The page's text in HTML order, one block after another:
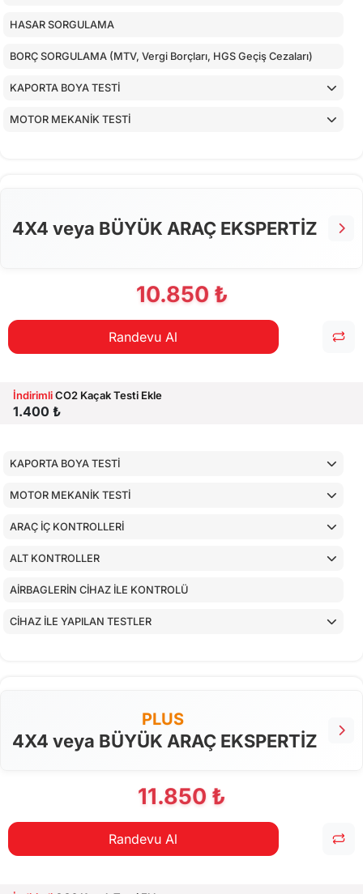
HASAR SORGULAMA
BORÇ SORGULAMA (MTV, Vergi Borçları, HGS Geçiş Cezaları)
KAPORTA BOYA TESTİ
MOTOR MEKANİK TESTİ
4X4 veya BÜYÜK ARAÇ EKSPERTİZ
10.850 ₺
Randevu Al
İndirimliCO2 Kaçak Testi Ekle
1.400 ₺
KAPORTA BOYA TESTİ
MOTOR MEKANİK TESTİ
ARAÇ İÇ KONTROLLERİ
ALT KONTROLLER
AİRBAGLERİN CİHAZ İLE KONTROLÜ
CİHAZ İLE YAPILAN TESTLER
PLUS
4X4 veya BÜYÜK ARAÇ EKSPERTİZ
11.850 ₺
Randevu Al